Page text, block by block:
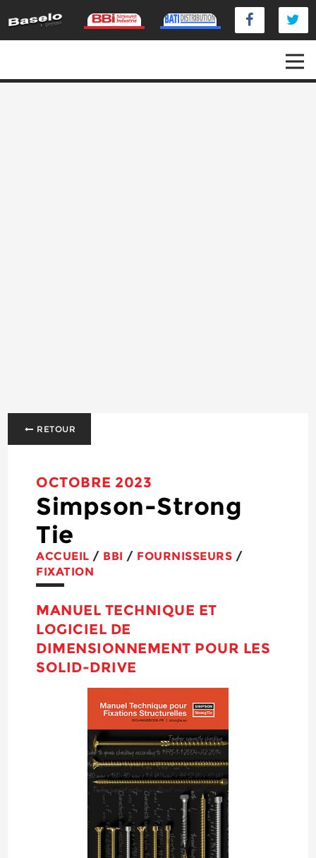
RETOUR
OCTOBRE 2023
Simpson-Strong
Tie
ACCUEIL / BBI / FOURNISSEURS /
FIXATION
MANUEL TECHNIQUE ET
LOGICIEL DE
DIMENSIONNEMENT POUR LES
SOLID-DRIVE